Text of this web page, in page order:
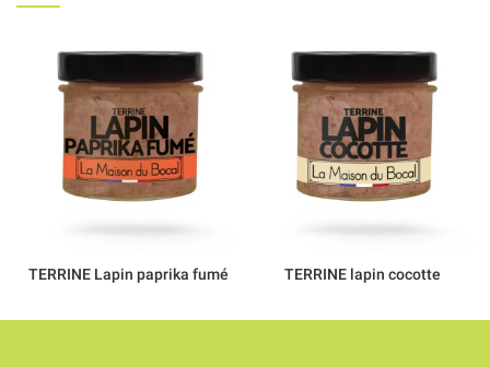
TERRINE Lapin paprika fumé TERRINE lapin cocotte